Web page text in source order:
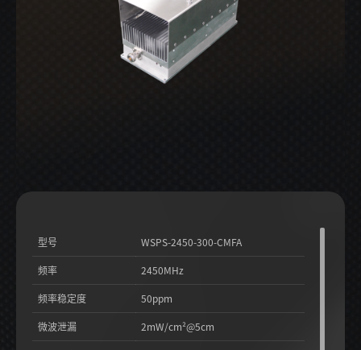
型号 WSPS-2450-300-CMFA
频率 2450MHz
频率稳定度 50ppm
微波泄漏 2mW/cm²@5cm